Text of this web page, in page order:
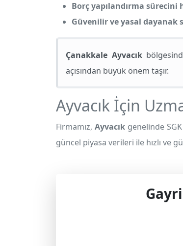
Borç yapılandırma sürecini
Güvenilir ve yasal dayanak
Çanakkale Ayvacık
açısından büyük önem taşır.
Ayvacık İçin
Firmamız, Ayvacıkgenelinde
güncel piyasa verileri ile hızlı ve